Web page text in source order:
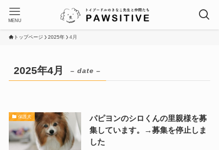
MENU
トップページ 2025年 4月
2025年4月 – date –
保護犬
パピヨンのシロくんの里親様を募
集しています。→募集を停止しま
した